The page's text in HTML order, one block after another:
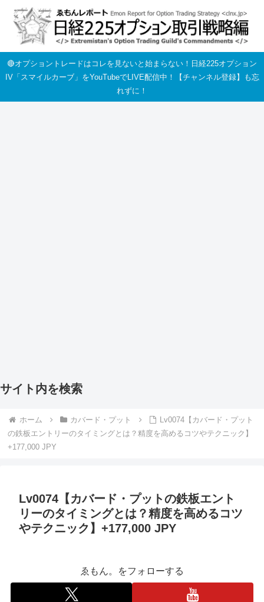
🔴オプショントレードはコレを見ないと始まらない！日経225オプション
IV「スマイルカーブ」をYouTubeでLIVE配信中！【チャンネル登録】も忘
れずに！
サイト内を検索
ホーム カバード・プット
Lv0074【カバード・プット
の鉄板エントリーのタイミングとは？精度を高めるコツやテクニック】
+177,000 JPY
Lv0074【カバード・プットの鉄板エント
リーのタイミングとは？精度を高めるコツ
やテクニック】+177,000 JPY
ゑもん。をフォローする